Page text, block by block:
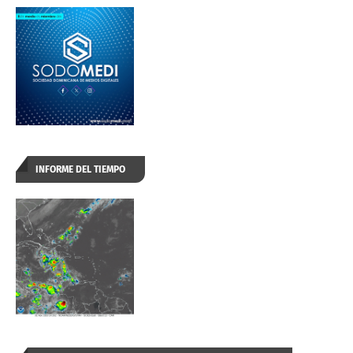
INFORME DEL TIEMPO